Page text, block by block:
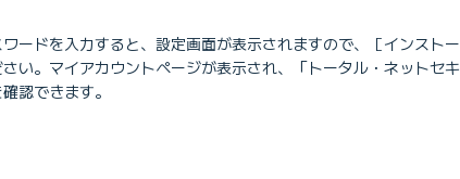
ードを入力すると、設定画面が表示されますので、［インストー
い。マイアカウントページが表示され、「トータル・ネットセキ
認できます。